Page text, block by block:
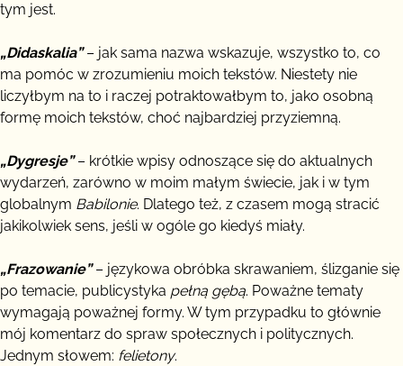
tym jest.
„Didaskalia”– jak sama nazwa wskazuje, wszystko to, co
ma pomóc w zrozumieniu moich tekstów. Niestety nie
liczyłbym na to i raczej potraktowałbym to, jako osobną
formę moich tekstów, choć najbardziej przyziemną.
„Dygresje”– krótkie wpisy odnoszące się do aktualnych
wydarzeń, zarówno w moim małym świecie, jak i w tym
globalnym Babilonie. Dlatego też, z czasem mogą stracić
jakikolwiek sens, jeśli w ogóle go kiedyś miały.
„Frazowanie”– językowa obróbka skrawaniem, ślizganie się
po temacie, publicystyka pełną gębą. Poważne tematy
wymagają poważnej formy. W tym przypadku to głównie
mój komentarz do spraw społecznych i politycznych.
Jednym słowem: felietony.